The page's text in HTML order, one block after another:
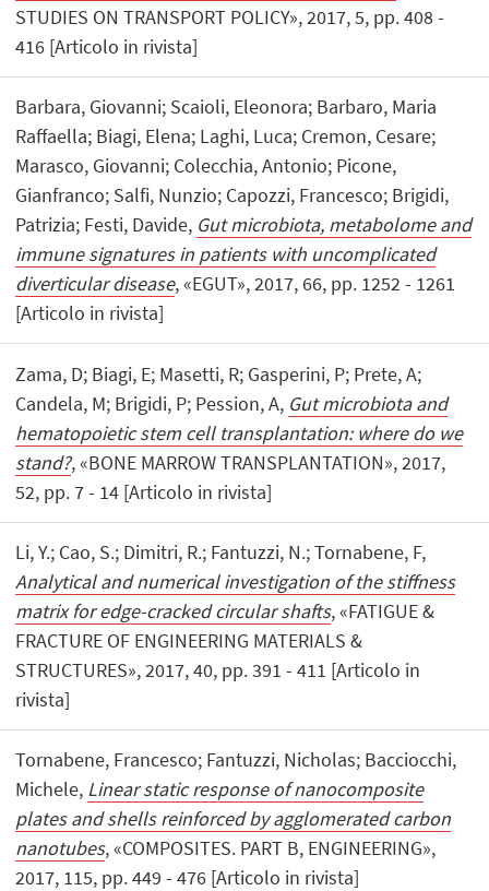
STUDIES ON TRANSPORT POLICY», 2017, 5, pp. 408 -
416 [Articolo in rivista]
Barbara, Giovanni; Scaioli, Eleonora; Barbaro, Maria
Raffaella; Biagi, Elena; Laghi, Luca; Cremon, Cesare;
Marasco, Giovanni; Colecchia, Antonio; Picone,
Gianfranco; Salfi, Nunzio; Capozzi, Francesco; Brigidi,
Patrizia; Festi, Davide, Gut microbiota, metabolome and
immune signatures in patients with uncomplicated
diverticular disease, «EGUT», 2017, 66, pp. 1252 - 1261
[Articolo in rivista]
Zama, D; Biagi, E; Masetti, R; Gasperini, P; Prete, A;
Candela, M; Brigidi, P; Pession, A, Gut microbiota and
hematopoietic stem cell transplantation: where do we
stand?, «BONE MARROW TRANSPLANTATION», 2017,
52, pp. 7 - 14 [Articolo in rivista]
Li, Y.; Cao, S.; Dimitri, R.; Fantuzzi, N.; Tornabene, F,
Analytical and numerical investigation of the stiffness
matrix for edge-cracked circular shafts, «FATIGUE &
FRACTURE OF ENGINEERING MATERIALS &
STRUCTURES», 2017, 40, pp. 391 - 411 [Articolo in
rivista]
Tornabene, Francesco; Fantuzzi, Nicholas; Bacciocchi,
Michele, Linear static response of nanocomposite
plates and shells reinforced by agglomerated carbon
nanotubes, «COMPOSITES. PART B, ENGINEERING»,
2017, 115, pp. 449 - 476 [Articolo in rivista]